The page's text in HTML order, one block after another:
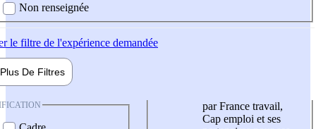
Non renseignée
le filtre de l'expérience demandée
Plus De Filtres
par France travail,
Cap emploi et ses